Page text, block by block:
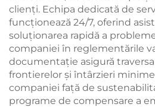
clienți. Echipa dedicată de
funcționează 24/7, oferind
soluționarea rapidă a
companiei în reglementările
documentație asigură
frontierelor și întârzieri
companiei față de
programe de compensare a